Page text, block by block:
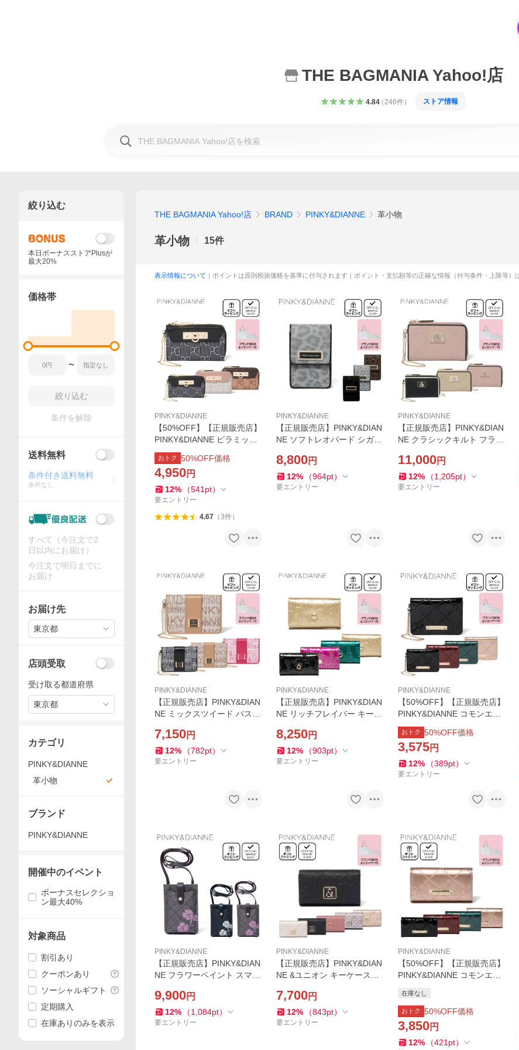
THE BAGMANIA Yahoo!店
4.84（ 246件） ストア情報
THE BAGMANIA Yahoo!店 BRAND PINKY&DIANNE 革小物
革小物 15件
表示情報について ｜ポイントは原則税抜価格を基準に付与されます｜ポイント・支払額等の正確な情報（付与条件・上限等）
PINKY&DIANNE
【50%OFF】【正規販売店】
PINKY&DIANNE ピラミッド
マルチケース ［ピンキー＆
ダイアン］ レディース 財布
小銭入れ コインケース 定期
入れ IC ID
おトク 50%OFF価格
4,950円
12% （541 pt）
要エントリー
4.67（3件）
PINKY&DIANNE
【正規販売店】PINKY&DIAN
NE ソフトレオパード シガレ
イアン］ レディース たばこ
入れ 煙草入れ 豹 ひょう
8,800円
12% （964pt）
要エントリー
PINKY&DIANNE
【正規販売店】PINKY&DIAN
NE クラシックキルト フラグ
ダイアン］ レディース マル
チケース レザー 本革
11,000円
12% （1,205pt）
要エントリー
PINKY&DIANNE
【正規販売店】PINKY&DIAN
NE ミックスツイード パスケ
ン］ レディース 定期入れ カ
ードケース カードホルダー
7,150円
12% （782pt）
要エントリー
PINKY&DIANNE
【正規販売店】PINKY&DIAN
NE リッチフレイバー キーケ
ン］ブランド 本革 レザー モ
ノグラム ロゴ きれいめ 上品
レディース
8,250円
12% （903pt）
要エントリー
PINKY&DIANNE
【50%OFF】【正規販売店】
PINKY&DIANNE コモンエナ
メル パスケース ［ピンキー
＆ダイアン］ レディース 定
期入れ IC カードケース カー
ドホルダー
おトク 50%OFF価格
3,575円
12% （389pt）
要エントリー
PINKY&DIANNE
【正規販売店】PINKY&DIAN
NE フラワーペイント スマホ
イアン］ レディース モバイ
ルポーチ スマートフォン
9,900円
12% （1,084pt）
要エントリー
PINKY&DIANNE
【正規販売店】PINKY&DIAN
NE &ユニオン キーケース
ディース 鍵入れ シンプル ギ
フト プレゼント
7,700円
12% （843pt）
要エントリー
PINKY&DIANNE
【50%OFF】【正規販売店】
PINKY&DIANNE コモンエナ
＆ダイアン］ レディース 鍵
入れ エナメル チェック柄 ギ
フト
在庫なし
おトク 50%OFF価格
3,850円
12% （421 pt）
絞り込む
本日ボーナスストアPlusが
最大20%
価格帯
〜
絞り込む
条件を解除
送料無料
条件付き送料無料
条件なし
すべて（今注文で2
日以内にお届け）
今注文で明日までに
お届け
お届け先
東京都
店頭受取
受け取る都道府県
東京都
カテゴリ
PINKY&DIANNE
革小物
ブランド
PINKY&DIANNE
開催中のイベント
ボーナスセレクショ
ン最大40%
対象商品
割引あり
クーポンあり
ソーシャルギフト
定期購入
在庫ありのみを表示